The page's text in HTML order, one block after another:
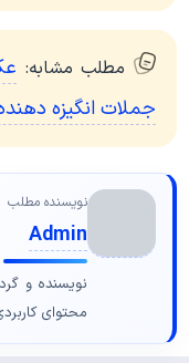
مطلب مشابه:
جملات انگیزه
نویسنده مطلب
Admin
نویسنده و
محتوای